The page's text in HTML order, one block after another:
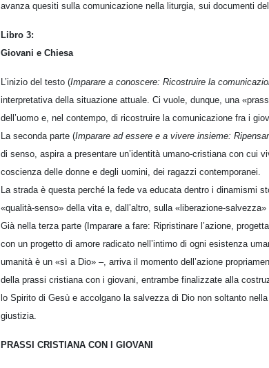
avanza quesiti sulla comunicazione nella liturgia, sui documenti
Libro 3:
Giovani e Chiesa
L’inizio del testo (Imparare a conoscere: Ricostruire la
interpretativa della situazione attuale. Ci vuole, dunque, una
dell’uomo e, nel contempo, di ricostruire la comunicazione fra i
La seconda parte (Imparare ad essere e a vivere insieme:
di senso, aspira a presentare un’identità umano-cristiana con cui
coscienza delle donne e degli uomini, dei ragazzi contemporanei.
La strada è questa perché la fede va educata dentro i dinamismi
«qualità-senso» della vita e, dall’altro, sulla «liberazione-
Già nella terza parte (Imparare a fare: Ripristinare l’azione,
con un progetto di amore radicato nell’intimo di ogni esistenza
umanità è un «sì a Dio» –, arriva il momento dell’azione
della prassi cristiana con i giovani, entrambe finalizzate alla
lo Spirito di Gesù e accolgano la salvezza di Dio non soltanto
giustizia.
PRASSI CRISTIANA CON I GIOVANI